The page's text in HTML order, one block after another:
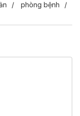
phòng bệnh